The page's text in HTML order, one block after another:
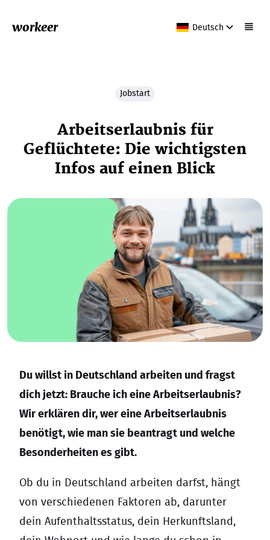
workeer Deutsch
Jobstart
Arbeitserlaubnis für
Geflüchtete: Die wichtigsten
Infos auf einen Blick
Du willst in Deutschland arbeiten und fragst
dich jetzt: Brauche ich eine Arbeitserlaubnis?
Wir erklären dir, wer eine Arbeitserlaubnis
benötigt, wie man sie beantragt und welche
Besonderheiten es gibt.
Ob du in Deutschland arbeiten darfst, hängt
von verschiedenen Faktoren ab, darunter
dein Aufenthaltsstatus, dein Herkunftsland,